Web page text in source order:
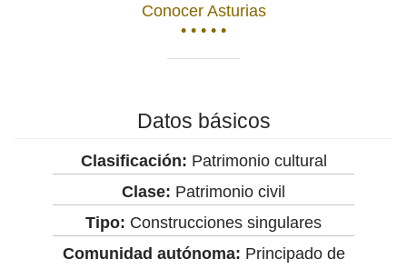
Conocer Asturias
• • • • •
Datos básicos
Clasificación: Patrimonio cultural
Clase: Patrimonio civil
Tipo: Construcciones singulares
Comunidad autónoma: Principado de